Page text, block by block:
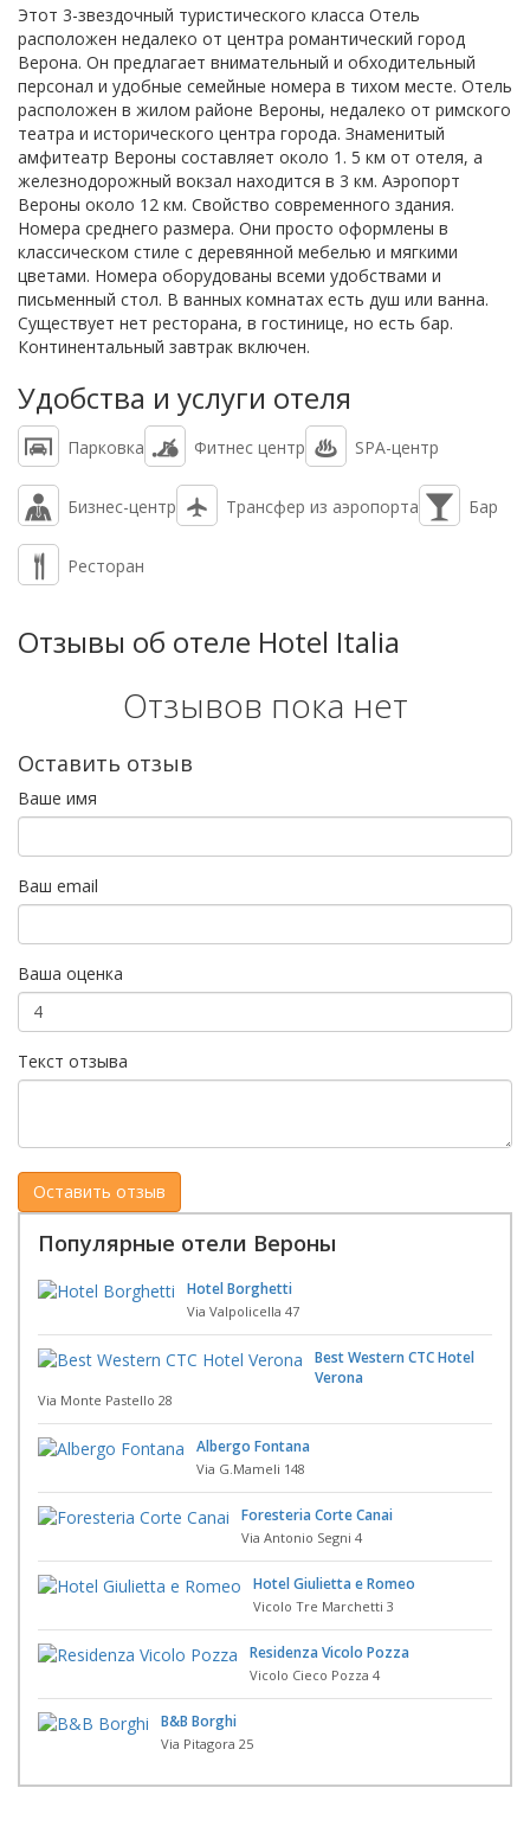
Этот 3-звездочный туристического класса Отель
расположен недалеко от центра романтический город
Верона. Он предлагает внимательный и обходительный
персонал и удобные семейные номера в тихом месте. Отель
расположен в жилом районе Вероны, недалеко от римского
театра и исторического центра города. Знаменитый
амфитеатр Вероны составляет около 1. 5 км от отеля, а
железнодорожный вокзал находится в 3 км. Аэропорт
Вероны около 12 км. Свойство современного здания.
Номера среднего размера. Они просто оформлены в
классическом стиле с деревянной мебелью и мягкими
цветами. Номера оборудованы всеми удобствами и
письменный стол. В ванных комнатах есть душ или ванна.
Существует нет ресторана, в гостинице, но есть бар.
Континентальный завтрак включен.
Удобства и услуги отеля
Парковка Фитнес центр SPA-центр
Бизнес-центр Трансфер из аэропорта Бар
Ресторан
Отзывы об отеле Hotel Italia
Отзывов пока нет
Оставить отзыв
Ваше имя
Ваш email
Ваша оценка
Текст отзыва
Популярные отели Вероны
Hotel Borghetti
Via Valpolicella 47
Best Western CTC Hotel
Verona
Via Monte Pastello 28
Albergo Fontana
Via G.Mameli 148
Foresteria Corte Canai
Via Antonio Segni 4
Hotel Giulietta e Romeo
Vicolo Tre Marchetti 3
Residenza Vicolo Pozza
Vicolo Cieco Pozza 4
B&B Borghi
Via Pitagora 25